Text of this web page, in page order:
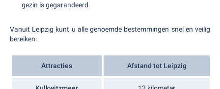
gezin is gegarandeerd.
Vanuit Leipzig kunt u alle genoemde bestemmingen snel en veilig
bereiken:
Attracties Afstand tot Leipzig